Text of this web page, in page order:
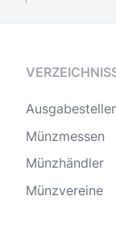
Münzmessen
Münzhändler
Münzvereine